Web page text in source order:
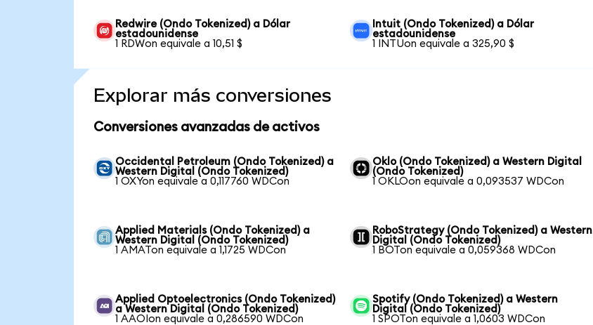
Redwire (Ondo Tokenized) a Dólar
estadounidense
1 RDWon equivale a 10,51 $
Intuit (Ondo Tokenized) a Dólar
estadounidense
1 INTUon equivale a 325,90 $
Explorar más conversiones
Conversiones avanzadas de activos
Occidental Petroleum (Ondo Tokenized) a
Western Digital (Ondo Tokenized)
1 OXYon equivale a 0,117760 WDCon
Oklo (Ondo Tokenized) a Western Digital
(Ondo Tokenized)
1 OKLOon equivale a 0,093537 WDCon
Applied Materials (Ondo Tokenized) a
Western Digital (Ondo Tokenized)
1 AMATon equivale a 1,1725 WDCon
RoboStrategy (Ondo Tokenized) a Western
Digital (Ondo Tokenized)
1 BOTon equivale a 0,059368 WDCon
Applied Optoelectronics (Ondo Tokenized)
a Western Digital (Ondo Tokenized)
1 AAOIon equivale a 0,286590 WDCon
Spotify (Ondo Tokenized) a Western
Digital (Ondo Tokenized)
1 SPOTon equivale a 1,0603 WDCon